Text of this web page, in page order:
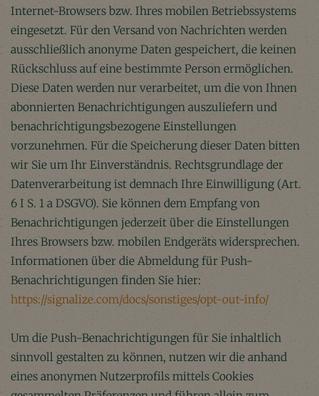
Internet-Browsers bzw. Ihres mobilen Betriebssystems
eingesetzt. Für den Versand von Nachrichten werden
ausschließlich anonyme Daten gespeichert, die keinen
Rückschluss auf eine bestimmte Person ermöglichen.
Diese Daten werden nur verarbeitet, um die von Ihnen
abonnierten Benachrichtigungen auszuliefern und
benachrichtigungsbezogene Einstellungen
vorzunehmen. Für die Speicherung dieser Daten bitten
wir Sie um Ihr Einverständnis. Rechtsgrundlage der
Datenverarbeitung ist demnach Ihre Einwilligung (Art.
6 I S. 1 a DSGVO). Sie können dem Empfang von
Benachrichtigungen jederzeit über die Einstellungen
Ihres Browsers bzw. mobilen Endgeräts widersprechen.
Informationen über die Abmeldung für Push-
Benachrichtigungen finden Sie hier:
https://signalize.com/docs/sonstiges/opt-out-info/
Um die Push-Benachrichtigungen für Sie inhaltlich
sinnvoll gestalten zu können, nutzen wir die anhand
eines anonymen Nutzerprofils mittels Cookies